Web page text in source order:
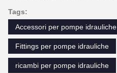
Tags:
Accessori per pompe idrauliche
Fittings per pompe idrauliche
ricambi per pompe idrauliche